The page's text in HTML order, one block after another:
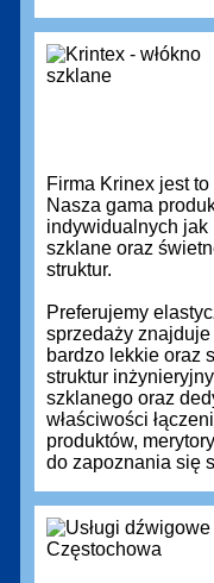
Firma Krinex jest
Nasza gama
indywidualnych jak
szklane oraz
struktur.
Preferujemy
sprzedaży
bardzo lekkie oraz
struktur
szklanego oraz
właściwości
produktów,
do zapoznania się